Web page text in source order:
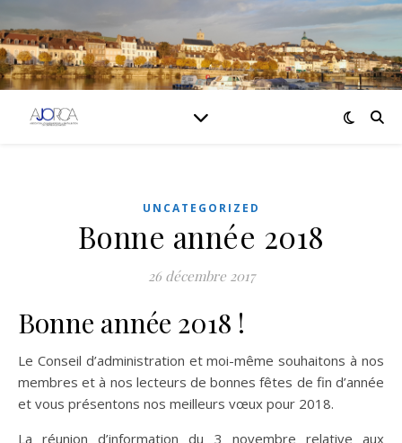
UNCATEGORIZED
Bonne année 2018
26 décembre 2017
Bonne année 2018 !
Le Conseil d’administration et moi-même souhaitons à nos
membres et à nos lecteurs de bonnes fêtes de fin d’année
et vous présentons nos meilleurs vœux pour 2018.
La réunion d’information du 3 novembre relative aux